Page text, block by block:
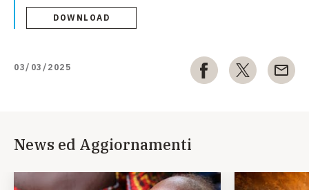
DOWNLOAD
03/03/2025
News ed Aggiornamenti